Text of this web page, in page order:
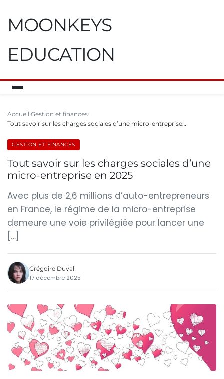
MOONKEYS
EDUCATION
Accueil Gestion et finances
Tout savoir sur les charges sociales d’une micro-entreprise…
GESTION ET FINANCES
Tout savoir sur les charges sociales d’une
micro-entreprise en 2025
Avec plus de 2,6 millions d’auto-entrepreneurs
en France, le régime de la micro-entreprise
demeure une voie privilégiée pour lancer une
[…]
Grégoire Duval
17 décembre 2025